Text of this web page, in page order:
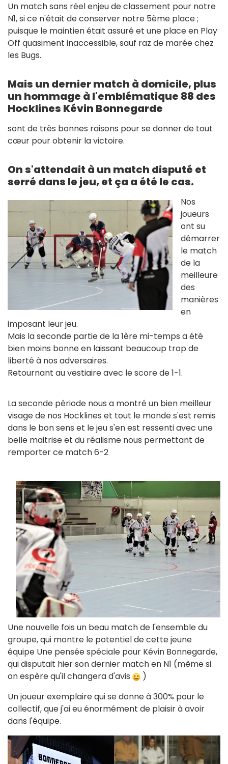
Un match sans réel enjeu de classement pour notre
N1, si ce n'était de conserver notre 5ème place ;
puisque le maintien était assuré et une place en Play
Off quasiment inaccessible, sauf raz de marée chez
les Bugs.
Mais un dernier match à domicile, plus
un hommage à l'emblématique 88 des
Hocklines Kévin Bonnegarde
sont de très bonnes raisons pour se donner de tout
cœur pour obtenir la victoire.
On s'attendait à un match disputé et
serré dans le jeu, et ça a été le cas.
Nos
joueurs
ont su
démarrer
le match
de la
meilleure
des
manières
en
imposant leur jeu.
Mais la seconde partie de la 1ère mi-temps a été
bien moins bonne en laissant beaucoup trop de
liberté à nos adversaires.
Retournant au vestiaire avec le score de 1-1.
La seconde période nous a montré un bien meilleur
visage de nos Hocklines et tout le monde s'est remis
dans le bon sens et le jeu s'en est ressenti avec une
belle maitrise et du réalisme nous permettant de
remporter ce match 6-2
Une nouvelle fois un beau match de l'ensemble du
groupe, qui montre le potentiel de cette jeune
équipe Une pensée spéciale pour Kévin Bonnegarde,
qui disputait hier son dernier match en N1 (même si
on espère qu'il changera d'avis
)
Un joueur exemplaire qui se donne à 300% pour le
collectif, que j'ai eu énormément de plaisir à avoir
dans l'équipe.